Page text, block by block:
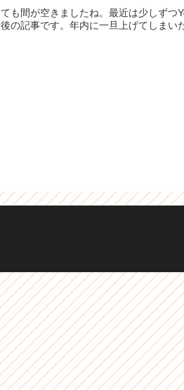
も間が空きましたね。最近は少しずつ
の記事です。年内に一旦上げてしまい